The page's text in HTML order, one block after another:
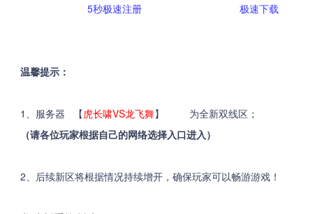
5秒极速注册 极速下载
温馨提示：
1、服务器 【 虎长啸VS龙飞舞】 为全新双线区；
（请各位玩家根据自己的网络选择入口进入）
2、后续新区将根据情况持续增开，确保玩家可以畅游游戏！